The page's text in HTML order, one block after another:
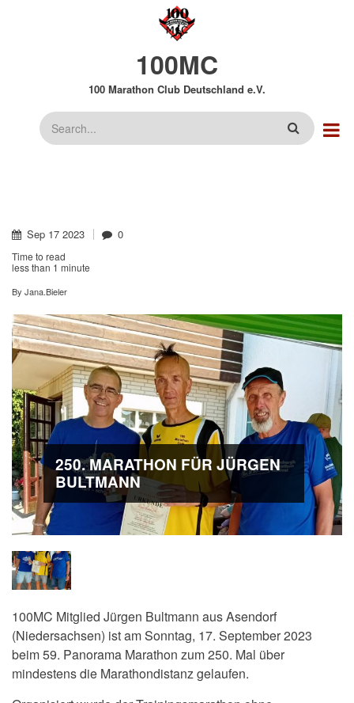
100MC
100 Marathon Club Deutschland e.V.
Suche
Sep 17 2023 0
Time to read
less than 1 minute
By Jana.Bieler
250. MARATHON FÜR JÜRGEN
BULTMANN
100MC Mitglied Jürgen Bultmann aus Asendorf
(Niedersachsen) ist am Sonntag, 17. September 2023
beim 59. Panorama Marathon zum 250. Mal über
mindestens die Marathondistanz gelaufen.